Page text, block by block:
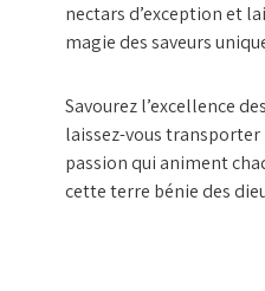
nectars d’exception et
magie des saveurs
Savourez l’excellence
laissez-vous
passion qui animent
cette terre bénie des